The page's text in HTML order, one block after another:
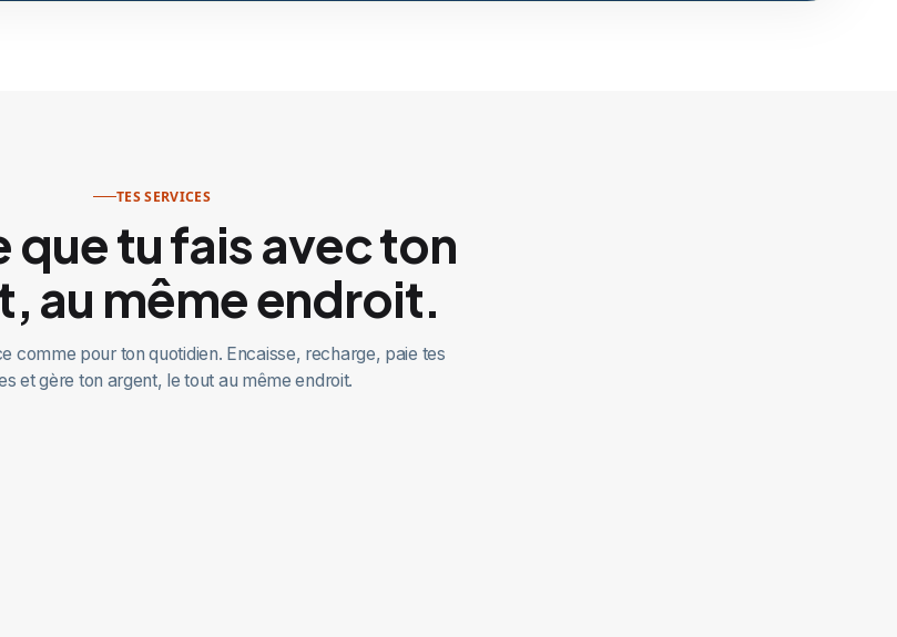
TES SERVICES
que tu fais avec ton
au même endroit.
comme pour ton quotidien. Encaisse, recharge, paie tes
et gère ton argent, le tout au même endroit.